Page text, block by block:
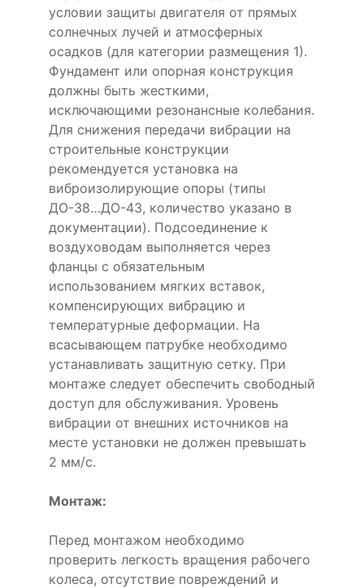
условии защиты двигателя от прямых
солнечных лучей и атмосферных
осадков (для категории размещения 1).
Фундамент или опорная конструкция
должны быть жесткими,
исключающими резонансные колебания.
Для снижения передачи вибрации на
строительные конструкции
рекомендуется установка на
виброизолирующие опоры (типы
ДО-38…ДО-43, количество указано в
документации). Подсоединение к
воздуховодам выполняется через
фланцы с обязательным
использованием мягких вставок,
компенсирующих вибрацию и
температурные деформации. На
всасывающем патрубке необходимо
устанавливать защитную сетку. При
монтаже следует обеспечить свободный
доступ для обслуживания. Уровень
вибрации от внешних источников на
месте установки не должен превышать
2 мм/с.
Монтаж:
Перед монтажом необходимо
проверить легкость вращения рабочего
колеса, отсутствие повреждений и